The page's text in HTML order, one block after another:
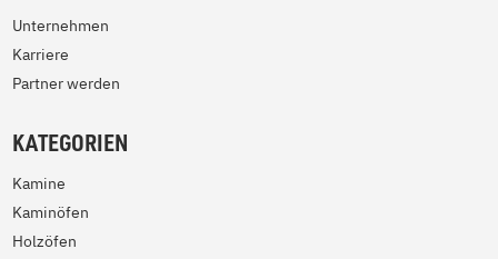
Unternehmen
Karriere
Partner werden
KATEGORIEN
Kamine
Kaminöfen
Holzöfen